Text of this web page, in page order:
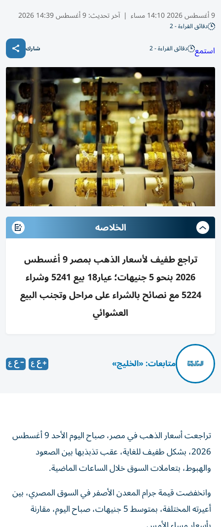
9 أغسطس 2026 14:10 مساء | آخر تحديث:9 أغسطس 14:39 2026
دقائق القراءة - 2
استمع دقائق القراءة - 2 شارك
الخلاصه
تراجع طفيف لأسعار الذهب بمصر 9 أغسطس
2026 بنحو 5 جنيهات؛ عيار18 بيع 5241 وشراء
5224 مع نصائح بالشراء على مراحل وتجنب البيع
العشوائي
متابعات: «الخليج»
تراجعت أسعار الذهب في مصر، صباح اليوم الأحد 9 أغسطس
2026، بشكل طفيف للغاية، عقب تذبذبها بين الصعود
والهبوط، بتعاملات السوق خلال الساعات الماضية.
وانخفضت قيمة جرام المعدن الأصفر في السوق المصري، بين
أعيرته المختلفة، بمتوسط 5 جنيهات، صباح اليوم، مقارنة